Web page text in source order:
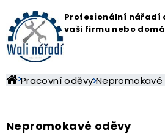
Profesionální nářadí
vaši firmu nebo
Pracovní oděvy
Nepromokavé oděvy